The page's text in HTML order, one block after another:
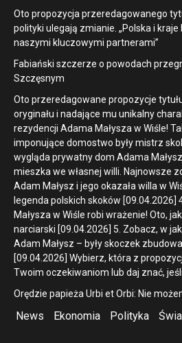
Oto propozycja przeredagowanego
polityki ulegają zmianie. „Polska i kraje
naszymi kluczowymi partnerami”
Fabiański szczerze o powodach
Szczęsnym
Oto przeredagowane propozycje
oryginału i nadające mu unikalny
rezydencji Adama Małysza w Wiśle!
imponujące domostwo były mistrz
wygląda prywatny dom Adama
mieszka we własnej willi. Najnowsze
Adam Małysz i jego okazała willa w
legenda polskich skoków [09.04.2026]
Małysza w Wiśle robi wrażenie! Oto,
narciarski [09.04.2026] 5. Zobacz, w
Adam Małysz – były skoczek
[09.04.2026] Wybierz, która z
Twoim oczekiwaniom lub daj znać,
Orędzie papieża Urbi et Orbi: Nie
News Ekonomia Polityka